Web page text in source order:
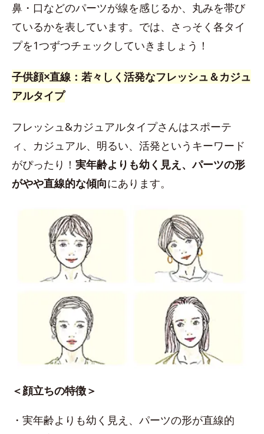
鼻・口などのパーツが線を感じるか、丸みを帯び
ているかを表しています。では、さっそく各タイ
プを1つずつチェックしていきましょう！
子供顔×直線：若々しく活発なフレッシュ＆カジュ
アルタイプ
フレッシュ&カジュアルタイプさんはスポーテ
ィ、カジュアル、明るい、活発というキーワード
がぴったり！ 実年齢よりも幼く見え、パーツの形
がやや直線的な傾向にあります。
＜顔立ちの特徴＞
・実年齢よりも幼く見え、パーツの形が直線的